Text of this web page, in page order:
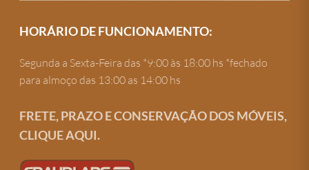
HORÁRIO DE FUNCIONAMENTO:
Segunda a Sexta-Feira das *9:00 às 18:00 hs *fechado
para almoço das 13:00 as 14:00 hs
FRETE, PRAZO E CONSERVAÇÃO DOS MÓVEIS,
CLIQUE AQUI.